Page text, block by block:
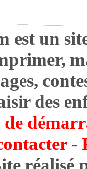
est un
des
-
réalisé